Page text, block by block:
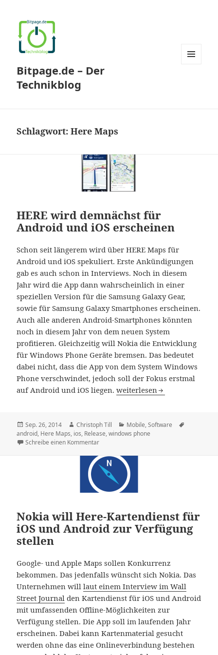
Bitpage.de – Der
Technikblog
Schlagwort:Here Maps
HERE wird demnächst für
Android und iOS erscheinen
Schon seit längerem wird über HERE Maps für
Android und iOS spekuliert. Erste Ankündigungen
gab es auch schon in Interviews. Noch in diesem
Jahr wird die App dann wahrscheinlich in einer
speziellen Version für die Samsung Galaxy Gear,
sowie für Samsung Galaxy Smartphones erscheinen.
Auch alle anderen Android-Smartphones könnten
noch in diesem Jahr von dem neuen System
profitieren. Gleichzeitig will Nokia die Entwicklung
für Windows Phone Geräte bremsen. Das bedeutet
dabei nicht, dass die App von dem System Windows
Phone verschwindet, jedoch soll der Fokus erstmal
auf Android und iOS liegen.HERE wird demnächst für
weiterlesen
Veröffentlicht
am
Sep. 26, 2014 Autor
Christoph Till Kategorien
Mobile,Software
android, Here Maps, ios, Release,windows phone
Schreibe einen Kommentarzu HERE wird demnächst für Android und
Nokia will Here-Kartendienst für
iOS und Android zur Verfügung
stellen
Google- und Apple Maps sollen Konkurrenz
bekommen. Das jedenfalls wünscht sich Nokia. Das
Unternehmen willlaut einem Interview im Wall
Street Journal den Kartendienst für iOS und Android
mit umfassenden Offline-Möglichkeiten zur
Verfügung stellen. Die App soll im laufenden Jahr
erscheinen. Dabei kann Kartenmaterial gesucht
werden ohne das eine Onlineverbindung bestehen